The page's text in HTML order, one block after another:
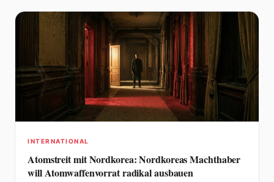
INTERNATIONAL
Atomstreit mit Nordkorea: Nordkoreas Machthaber
will Atomwaffenvorrat radikal ausbauen